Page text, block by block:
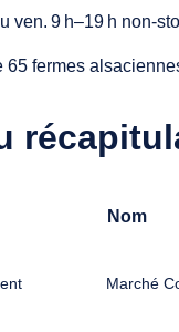
ven. 9 h–19 h
65 fermes
Nom
Marché